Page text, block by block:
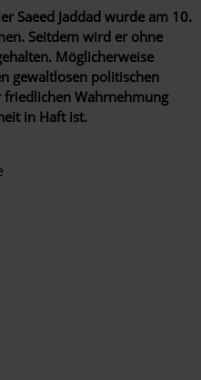
Saeed Jaddad wurde am 10.
Seitdem wird er ohne
Möglicherweise
gewaltlosen politischen
friedlichen Wahrnehmung
in Haft ist.